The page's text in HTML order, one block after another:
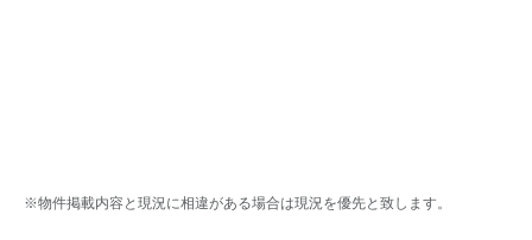
※物件掲載内容と現況に相違がある場合は現況を優先と致します。